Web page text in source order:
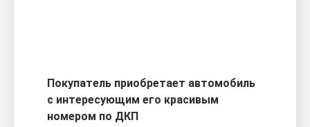
Покупатель приобретает автомобиль
с интересующим его красивым
номером по ДКП